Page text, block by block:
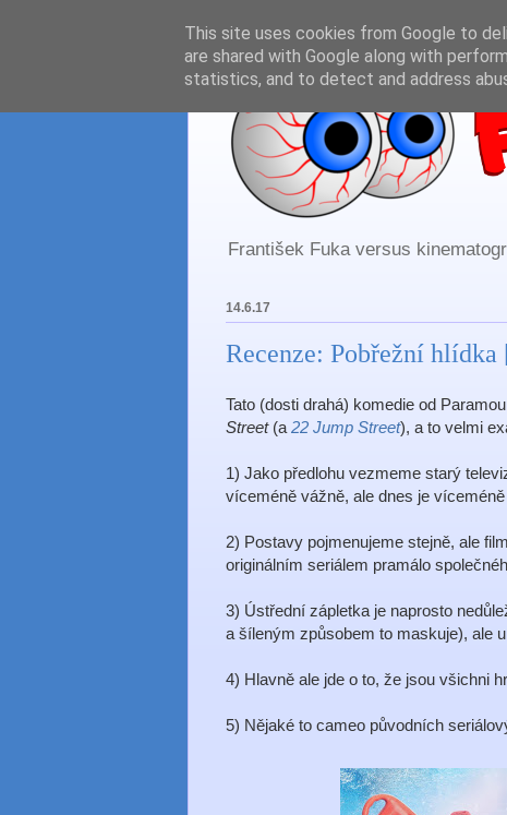
František Fuka versus
14.6.17
Recenze: Pobřežní
Tato (dosti drahá) komedie od
Street(a 22 Jump Street), a to velmi
1) Jako předlohu vezmeme starý
víceméně vážně, ale dnes je
2) Postavy pojmenujeme stejně, ale
originálním seriálem pramálo
3) Ústřední zápletka je naprosto
a šíleným způsobem to maskuje), ale
4) Hlavně ale jde o to, že jsou všichni
5) Nějaké to cameo původních
This site uses cookies from Google to
are shared with Google along with
statistics, and to detect and address